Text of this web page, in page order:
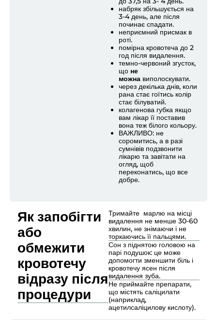
набряк збільшується на
3-4 день, але після
починає спадати.
неприємний присмак в
роті.
помірна кровотеча до 2
год після видалення.
темно-червоний згусток,
що не
можна виполоскувати.
через декілька днів, коли
рана стає гоїтись колір
стає білуватий.
колагенова губка якщо
вам лікар її поставив
вона теж білого кольору.
ВАЖЛИВО: не
соромитись, а в разі
сумнівів подзвонити
лікарю та завітати на
огляд, щоб
переконатись, що все
добре.
Як запобігти
або
обмежити
кровотечу
відразу після
процедури
Тримайте марлю на місці
видалення не менше 30-60
хвилин, не знімаючи і не
торкаючись її пальцями.
Сон з піднятою головою на
парі подушок: це може
допомогти зменшити біль і
кровотечу ясен після
видалення зуба.
Не приймайте препарати,
що містять саліцилати
(наприклад,
ацетилсаліцилову кислоту).